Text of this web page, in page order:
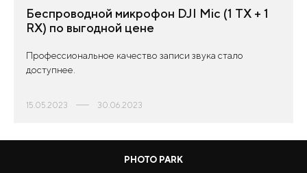
Беспроводной микрофон DJI Mic (1 TX + 1
RX) по выгодной цене
Профессиональное качество записи звука стало
доступнее.
15.05.2023 30.06.2023
PHOTO PARK